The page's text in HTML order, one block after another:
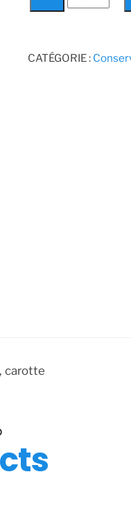
de
Bolognaise
CATÉGORIE :
carotte